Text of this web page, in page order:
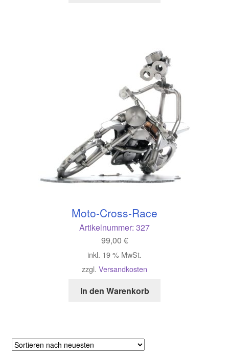
Moto-Cross-Race
Artikelnummer: 327
99,00 €
inkl. 19 % MwSt.
zzgl. Versandkosten
In den Warenkorb